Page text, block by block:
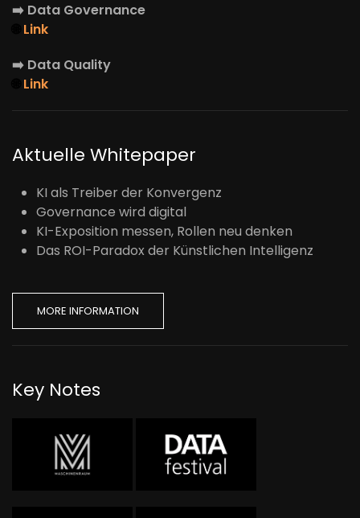
➡️ Data Governance
Link
➡️ Data Quality
Link
Aktuelle Whitepaper
KI als Treiber der Konvergenz
Governance wird digital
KI-Exposition messen, Rollen neu denken
Das ROI-Paradox der Künstlichen Intelligenz
MORE INFORMATION
Key Notes